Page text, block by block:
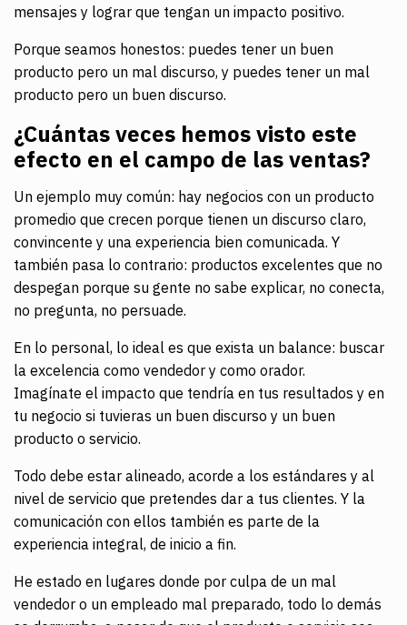
mensajes y lograr que tengan un impacto positivo.
Porque seamos honestos: puedes tener un buen
producto pero un mal discurso, y puedes tener un mal
producto pero un buen discurso.
¿Cuántas veces hemos visto este
efecto en el campo de las ventas?
Un ejemplo muy común: hay negocios con un producto
promedio que crecen porque tienen un discurso claro,
convincente y una experiencia bien comunicada. Y
también pasa lo contrario: productos excelentes que no
despegan porque su gente no sabe explicar, no conecta,
no pregunta, no persuade.
En lo personal, lo ideal es que exista un balance: buscar
la excelencia como vendedor y como orador.
Imagínate el impacto que tendría en tus resultados y en
tu negocio si tuvieras un buen discurso y un buen
producto o servicio.
Todo debe estar alineado, acorde a los estándares y al
nivel de servicio que pretendes dar a tus clientes. Y la
comunicación con ellos también es parte de la
experiencia integral, de inicio a fin.
He estado en lugares donde por culpa de un mal
vendedor o un empleado mal preparado, todo lo demás